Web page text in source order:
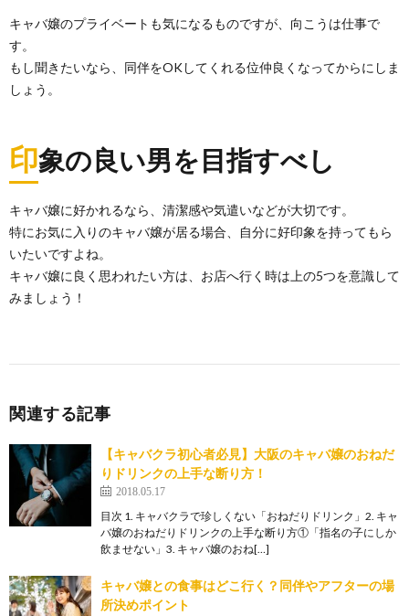
キャバ嬢のプライベートも気になるものですが、向こうは仕事で
す。
もし聞きたいなら、同伴をOKしてくれる位仲良くなってからにしま
しょう。
印象の良い男を目指すべし
キャバ嬢に好かれるなら、清潔感や気遣いなどが大切です。
特にお気に入りのキャバ嬢が居る場合、自分に好印象を持ってもら
いたいですよね。
キャバ嬢に良く思われたい方は、お店へ行く時は上の5つを意識して
みましょう！
関連する記事
【キャバクラ初心者必見】大阪のキャバ嬢のおねだ
りドリンクの上手な断り方！
2018.05.17
目次 1. キャバクラで珍しくない「おねだりドリンク」2. キャ
バ嬢のおねだりドリンクの上手な断り方①「指名の子にしか
飲ませない」3. キャバ嬢のおね[…]
キャバ嬢との食事はどこ行く？同伴やアフターの場
所決めポイント